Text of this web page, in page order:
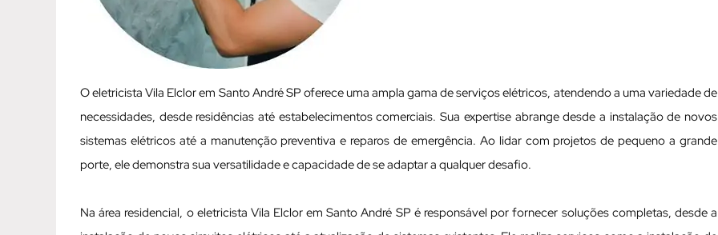
O eletricista Vila Elclor em Santo André SP oferece uma ampla gama de serviços elétricos, atendendo a uma variedade de
necessidades, desde residências até estabelecimentos comerciais. Sua expertise abrange desde a instalação de novos
sistemas elétricos até a manutenção preventiva e reparos de emergência. Ao lidar com projetos de pequeno a grande
porte, ele demonstra sua versatilidade e capacidade de se adaptar a qualquer desafio.
Na área residencial, o eletricista Vila Elclor em Santo André SP é responsável por fornecer soluções completas, desde a